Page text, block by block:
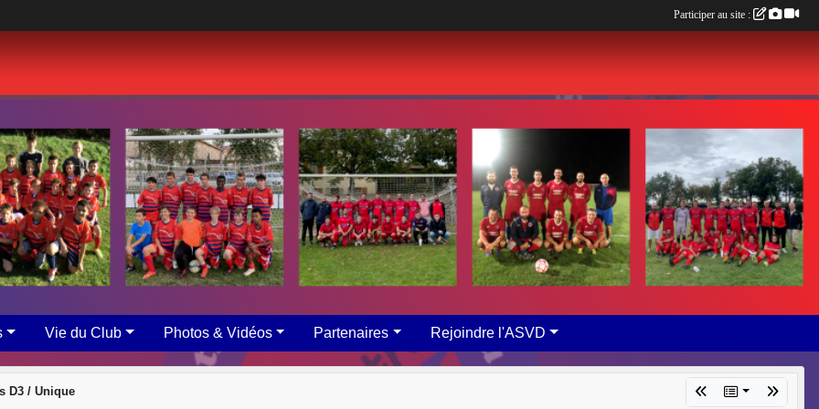
Vie du Club Photos & Vidéos Partenaires Rejoindre l'ASVD
D3 / Unique
Participer au site :